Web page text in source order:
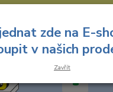
774 431 045 --- Prodejna
zde na E-
v našich
Zavřít